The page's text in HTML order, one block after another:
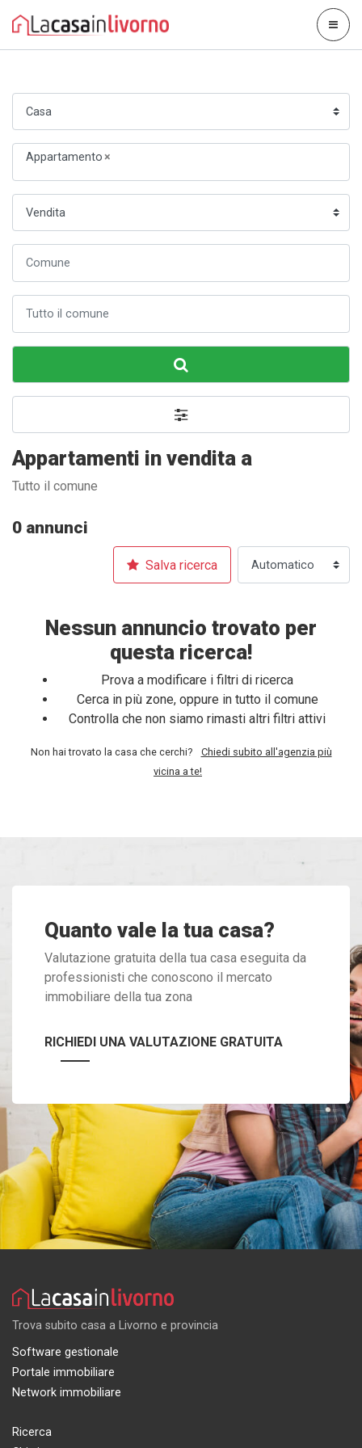
Appartamento×
Appartamenti in vendita a
Tutto il comune
0 annunci
Salva ricerca
Nessun annuncio trovato per
questa ricerca!
Prova a modificare i filtri di ricerca
Cerca in più zone, oppure in tutto il comune
Controlla che non siamo rimasti altri filtri attivi
Non hai trovato la casa che cerchi?
Chiedi subito all'agenzia più
vicina a te!
Quanto vale la tua casa?
Valutazione gratuita della tua casa eseguita da
professionisti che conoscono il mercato
immobiliare della tua zona
RICHIEDI UNA VALUTAZIONE GRATUITA
Trova subito casa a Livorno e provincia
Software gestionale
Portale immobiliare
Network immobiliare
Ricerca